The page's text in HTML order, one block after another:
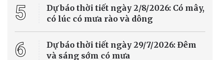
5
Dự báo thời tiết ngày 2/8/2026: Có mây,
có lúc có mưa rào và dông
6
Dự báo thời tiết ngày 29/7/2026: Đêm
và sáng sớm có mưa